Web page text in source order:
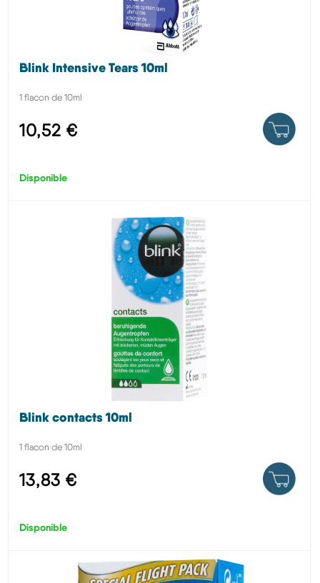
Blink Intensive Tears 10ml
1 flacon de 10ml
10,52 €
Disponible
Blink contacts 10ml
1 flacon de 10ml
13,83 €
Disponible